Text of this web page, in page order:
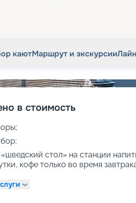
каютМаршрут и экскурсии
в стоимость
стол» на станции
кофе только во время